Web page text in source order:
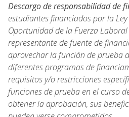
Descargo de responsabilidad de
estudiantes financiados por la
Oportunidad de la Fuerza Laboral
representante de fuente de
aprovechar la función de prueba
diferentes programas de
requisitos y/o restricciones
funciones de prueba en el curso
obtener la aprobación, sus